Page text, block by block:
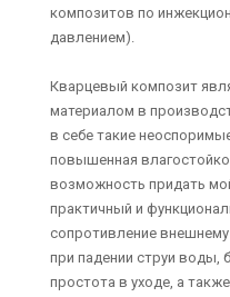
композитов по
давлением).
Кварцевый композит
материалом в
в себе такие
повышенная
возможность придать
практичный и
сопротивление
при падении струи воды,
простота в уходе, а